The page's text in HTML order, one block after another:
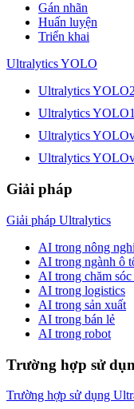
Gán nhãn
Huấn luyện
Triển khai
Ultralytics YOLO
Ultralytics
Ultralytics
Ultralytics
Ultralytics
Giải pháp
Giải pháp Ultralytics
AI trong nông
AI trong ngành ô
AI trong chăm
AI trong logistics
AI trong sản xuất
AI trong bán lẻ
AI trong robot
Trường hợp sử
Trường hợp sử dụng